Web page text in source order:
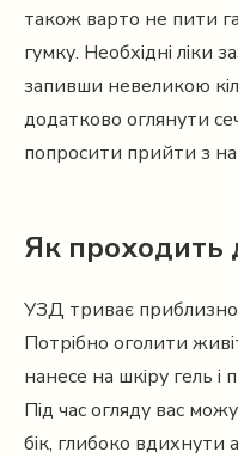
також варто не пити
гумку. Необхідні ліки
запивши невеликою
додатково оглянути
попросити прийти з
Як проходить
УЗД триває
Потрібно оголити
нанесе на шкіру гель
Під час огляду вас
бік, глибоко